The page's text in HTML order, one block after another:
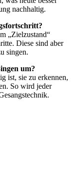
nachhaltig.
„Zielzustand“
Diese sind aber
singen.
um?
ist, sie zu erkennen,
So wird jeder